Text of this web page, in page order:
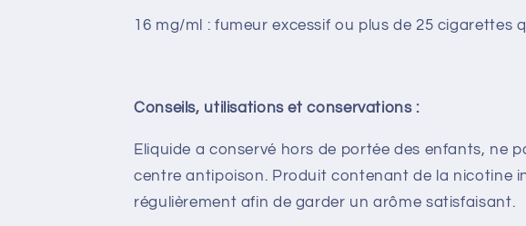
16 mg/ml : fumeur excessif ou plus de 25 cigarettes
Conseils, utilisations et conservations :
Eliquide a conservé hors de portée des enfants, ne
centre antipoison. Produit contenant de la nicotine
régulièrement afin de garder un arôme satisfaisant.